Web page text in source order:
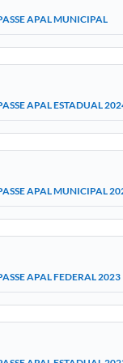
APAL MUNICIPAL
APAL ESTADUAL
APAL MUNICIPAL
APAL FEDERAL 2023